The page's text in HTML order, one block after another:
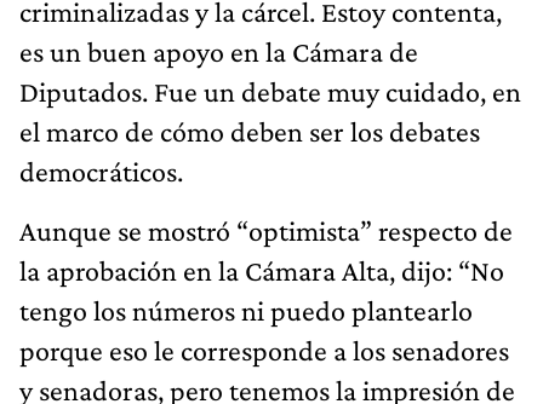
criminalizadas y la cárcel. Estoy contenta,
es un buen apoyo en la Cámara de
Diputados. Fue un debate muy cuidado, en
el marco de cómo deben ser los debates
democráticos.
Aunque se mostró “optimista” respecto de
la aprobación en la Cámara Alta, dijo: “No
tengo los números ni puedo plantearlo
porque eso le corresponde a los senadores
y senadoras, pero tenemos la impresión de